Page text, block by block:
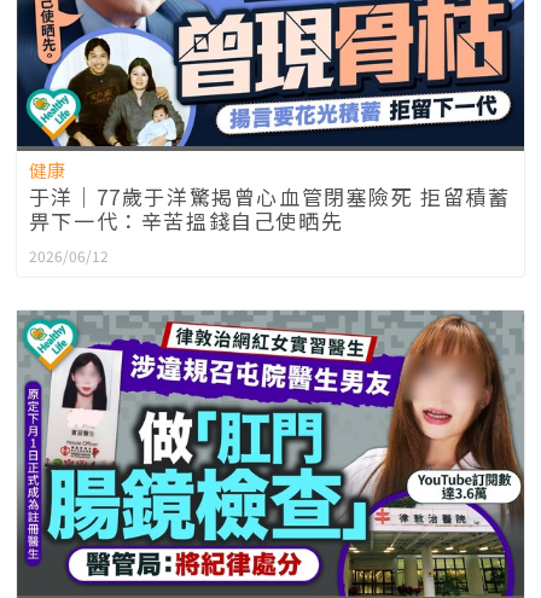
健康
于洋｜77歲于洋驚揭曾心血管閉塞險死 拒留積蓄
畀下一代：辛苦搵錢自己使晒先
2026/06/12